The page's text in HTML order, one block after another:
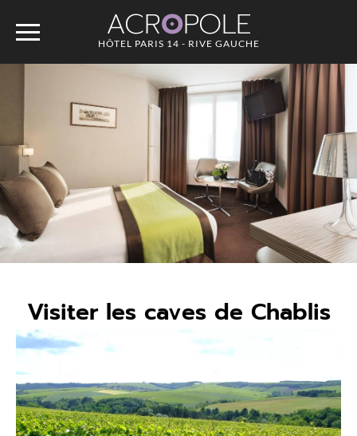
ACROPOLE
HÔTEL PARIS 14 - RIVE GAUCHE
Visiter les caves de Chablis